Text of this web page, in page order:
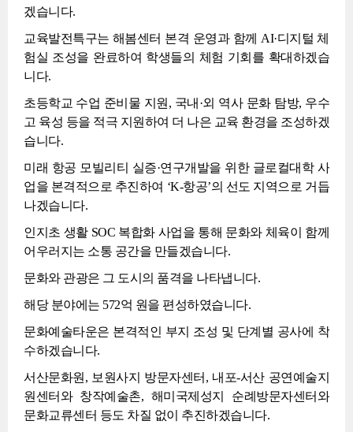
겠습니다.
교육발전특구는 해봄센터 본격 운영과 함께 AI·디지털 체
험실 조성을 완료하여 학생들의 체험 기회를 확대하겠습
니다.
초등학교 수업 준비물 지원, 국내·외 역사 문화 탐방, 우수
고 육성 등을 적극 지원하여 더 나은 교육 환경을 조성하겠
습니다.
미래 항공 모빌리티 실증·연구개발을 위한 글로컬대학 사
업을 본격적으로 추진하여 ‘K-항공’의 선도 지역으로 거듭
나겠습니다.
인지초 생활 SOC 복합화 사업을 통해 문화와 체육이 함께
어우러지는 소통 공간을 만들겠습니다.
문화와 관광은 그 도시의 품격을 나타냅니다.
해당 분야에는 572억 원을 편성하였습니다.
문화예술타운은 본격적인 부지 조성 및 단계별 공사에 착
수하겠습니다.
서산문화원, 보원사지 방문자센터, 내포-서산 공연예술지
원센터와 창작예술촌, 해미국제성지 순례방문자센터와
문화교류센터 등도 차질 없이 추진하겠습니다.